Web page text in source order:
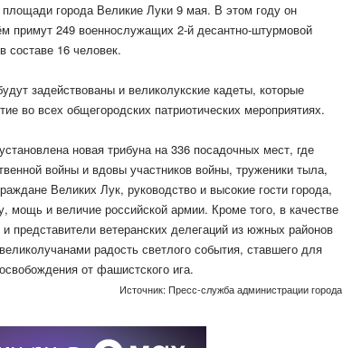
площади города Великие Луки 9 мая. В этом году он
примут 249 военнослужащих 2-й десантно-штурмовой
составе 16 человек.
задействованы и великолукские кадеты, которые
во всех общегородских патриотических мероприятиях.
новая трибуна на 336 посадочных мест, где
войны и вдовы участников войны, труженики тыла,
Великих Лук, руководство и высокие гости города,
мощь и величие российской армии. Кроме того, в качестве
представители ветеранских делегаций из южных районов
радость светлого события, ставшего для
от фашистского ига.
Источник: Пресс-служба администрации города